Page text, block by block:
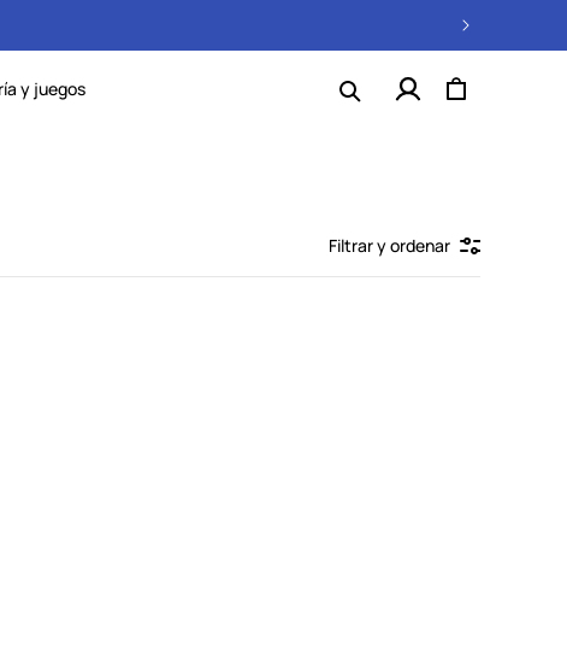
y juegos
o
Carrito
Filtrar y ordenar